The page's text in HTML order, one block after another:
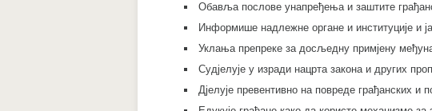
Обавља послове унапређења и заштите
Информише надлежне органе и институције и
Уклања препреке за досљедну примјену
Судјелује у изради нацрта закона и других
Дјелује превентивно на повреде грађанских